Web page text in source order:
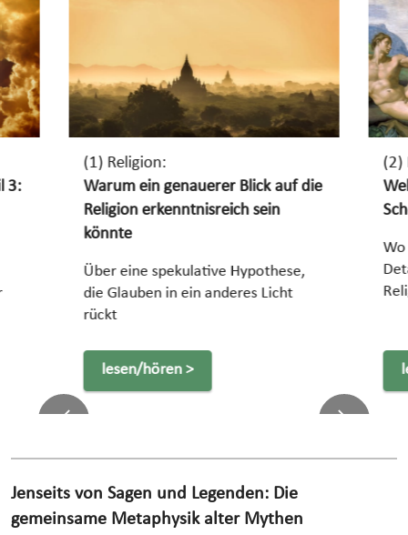
(1) Religion:
Warum ein genauerer Blick auf die
Religion erkenntnisreich sein
könnte
Über eine spekulative Hypothese,
die Glauben in ein anderes Licht
rückt
lesen/hören >
(2)
3:
Jenseits von Sagen und Legenden: Die
gemeinsame Metaphysik alter Mythen